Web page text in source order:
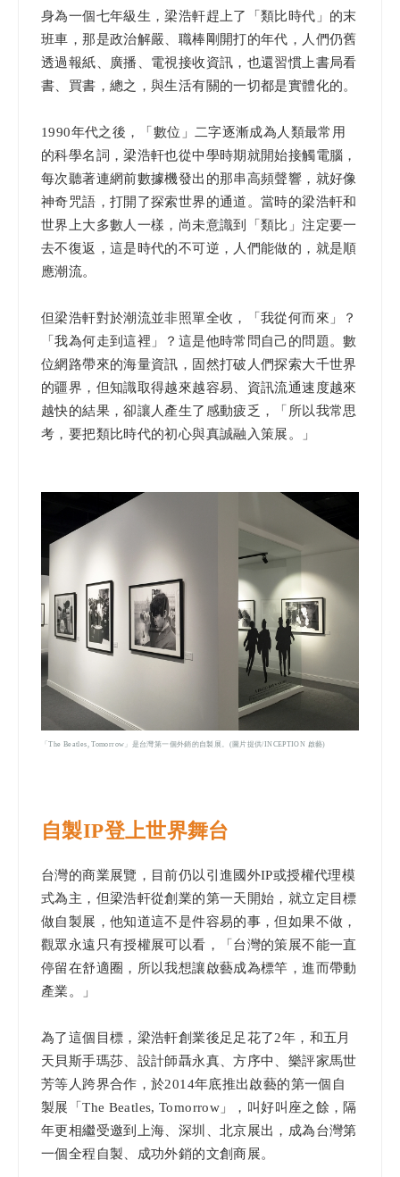
身為一個七年級生，梁浩軒趕上了「類比時代」的末
班車，那是政治解嚴、職棒剛開打的年代，人們仍舊
透過報紙、廣播、電視接收資訊，也還習慣上書局看
書、買書，總之，與生活有關的一切都是實體化的。
1990年代之後，「數位」二字逐漸成為人類最常用
的科學名詞，梁浩軒也從中學時期就開始接觸電腦，
每次聽著連網前數據機發出的那串高頻聲響，就好像
神奇咒語，打開了探索世界的通道。當時的梁浩軒和
世界上大多數人一樣，尚未意識到「類比」注定要一
去不復返，這是時代的不可逆，人們能做的，就是順
應潮流。
但梁浩軒對於潮流並非照單全收，「我從何而來」？
「我為何走到這裡」？這是他時常問自己的問題。數
位網路帶來的海量資訊，固然打破人們探索大千世界
的疆界，但知識取得越來越容易、資訊流通速度越來
越快的結果，卻讓人產生了感動疲乏，「所以我常思
考，要把類比時代的初心與真誠融入策展。」
「The Beatles, Tomorrow」是台灣第一個外銷的自製展。(圖片提供/INCEPTION 啟藝)
自製IP登上世界舞台
台灣的商業展覽，目前仍以引進國外IP或授權代理模
式為主，但梁浩軒從創業的第一天開始，就立定目標
做自製展，他知道這不是件容易的事，但如果不做，
觀眾永遠只有授權展可以看，「台灣的策展不能一直
停留在舒適圈，所以我想讓啟藝成為標竿，進而帶動
產業。」
為了這個目標，梁浩軒創業後足足花了2年，和五月
天貝斯手瑪莎、設計師聶永真、方序中、樂評家馬世
芳等人跨界合作，於2014年底推出啟藝的第一個自
製展「The Beatles, Tomorrow」，叫好叫座之餘，隔
年更相繼受邀到上海、深圳、北京展出，成為台灣第
一個全程自製、成功外銷的文創商展。